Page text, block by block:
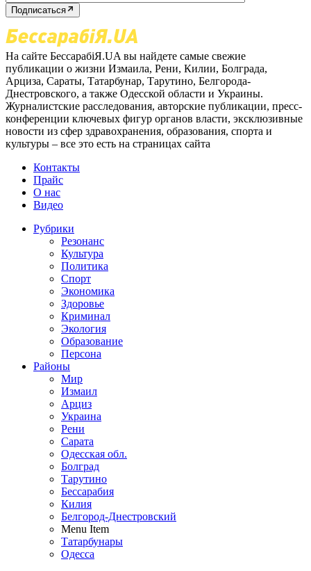
Подписаться
На сайте БессарабіЯ.UA вы найдете самые свежие
публикации о жизни Измаила, Рени, Килии, Болграда,
Арциза, Сараты, Татарбунар, Тарутино, Белгорода-
Днестровского, а также Одесской области и Украины.
Журналистские расследования, авторские публикации, пресс-
конференции ключевых фигур органов власти, эксклюзивные
новости из сфер здравохранения, образования, спорта и
культуры – все это есть на страницах сайта
Контакты
Прайс
О нас
Видео
Рубрики
Резонанс
Культура
Политика
Спорт
Экономика
Здоровье
Криминал
Экология
Образование
Персона
Районы
Мир
Измаил
Арциз
Украина
Рени
Сарата
Одесская обл.
Болград
Тарутино
Бессарабия
Килия
Белгород-Днестровский
Menu Item
Татарбунары
Одесса